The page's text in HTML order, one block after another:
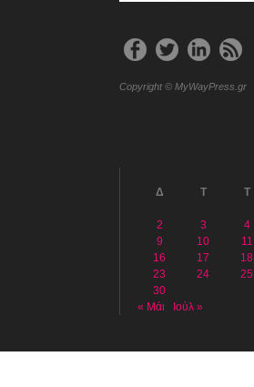
Copyright © MyWayPress.gr
Δ
Τ Τ
2 3 4
9
10 11
16
17 18
23
24 25
30
« Μάι
Ιούλ »